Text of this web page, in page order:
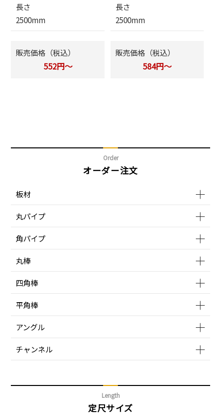
長さ
2500mm
販売価格（税込）
552円～
長さ
2500mm
販売価格（税込）
584円～
Order
オーダー注文
板材
丸パイプ
角パイプ
丸棒
四角棒
平角棒
アングル
チャンネル
Length
定尺サイズ